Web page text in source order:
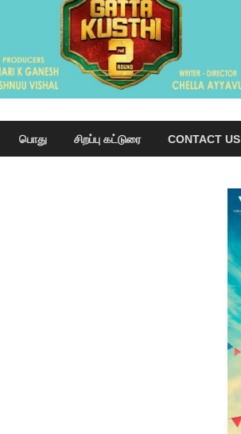
பொது சிறப்பு கட்டுரை CONTACT US